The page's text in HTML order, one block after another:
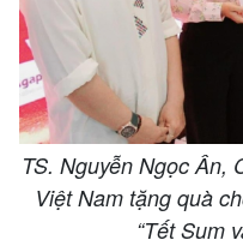
TS. Nguyễn Ngọc Ân,
Việt Nam tặng quà
“Tết Sum